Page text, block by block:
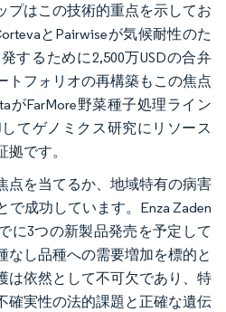
プはこの技術的重点を示してお
とPairwiseが気候耐性のた
するために2,500万USDの合弁
トフォリオの再構築もこの焦点
がFarMore野菜種子処理ライン
してゲノミクス研究にリソース
です。
点を当てるか、地域特有の病害
成功しています。Enza Zaden
に3つの新製品発売を予定して
なし品種への需要増加を標的と
は依然として不可欠であり、特
確実性の法的課題と正確な遺伝